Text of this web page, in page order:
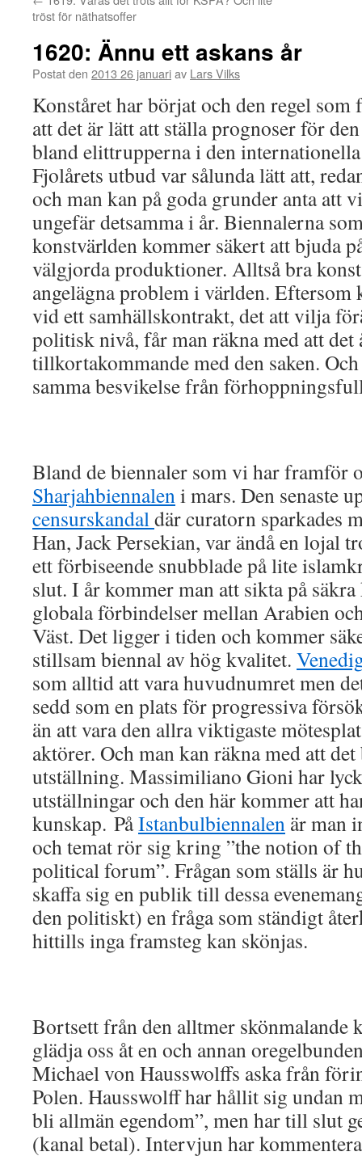
tröst för näthatsoffer
1620: Ännu ett askans år
Postat den 2013 26 januariav Lars Vilks
Konståret har börjat och den regel som
att det är lätt att ställa prognoser för
bland elittrupperna i den
Fjolårets utbud var sålunda lätt att,
och man kan på goda grunder anta att
ungefär detsamma i år. Biennalerna
konstvärlden kommer säkert att bjuda
välgjorda produktioner. Alltså bra
angelägna problem i världen. Eftersom
vid ett samhällskontrakt, det att vilja
politisk nivå, får man räkna med att
tillkortakommande med den saken.
samma besvikelse från
Bland de biennaler som vi har framför
Sharjahbiennaleni mars. Den senaste
censurskandaldär curatorn sparkades
Han, Jack Persekian, var ändå en lojal
ett förbiseende snubblade på lite
slut. I år kommer man att sikta på
globala förbindelser mellan Arabien
Väst. Det ligger i tiden och kommer
stillsam biennal av hög kvalitet.
som alltid att vara huvudnumret men
sedd som en plats för progressiva
än att vara den allra viktigaste
aktörer. Och man kan räkna med att
utställning. Massimiliano Gioni har
utställningar och den här kommer att
kunskap. PåIstanbulbiennalen är man
och temat rör sig kring ”the notion of
political forum”. Frågan som ställs är
skaffa sig en publik till dessa
den politiskt) en fråga som ständigt
hittills inga framsteg kan skönjas.
Bortsett från den alltmer skönmalande
glädja oss åt en och annan
Michael von Hausswolffs aska från
Polen. Hausswolff har hållit sig undan
bli allmän egendom”, men har till slut
(kanal betal). Intervjun har